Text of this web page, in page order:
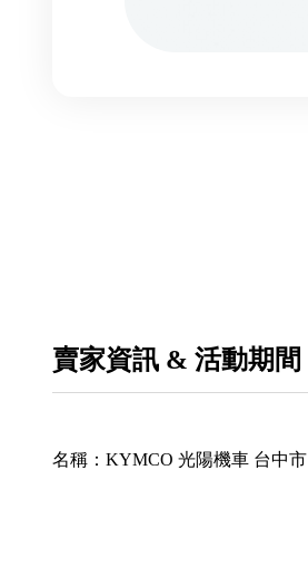
賣家資訊 & 活動期間
名稱： KYMCO 光陽機車 台中市